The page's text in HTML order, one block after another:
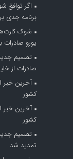
اگر توافق
برنامه جدی
یورو
تصمیم
صادرات از
آخرین خبر
کشور
آخرین خبر
کشور
تصمیم
تمدید شد